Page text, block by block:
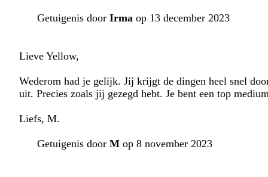
Getuigenis door Irma op 13 december 2023
Lieve Yellow,
Wederom had je gelijk. Jij krijgt de dingen heel snel
uit. Precies zoals jij gezegd hebt. Je bent een top
Liefs, M.
Getuigenis door M op 8 november 2023